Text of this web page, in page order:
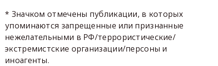
* Значком отмечены публикации, в которых
упоминаются запрещенные или признанные
нежелательными в РФ/террористические/
экстремистские организации/персоны и
иноагенты.